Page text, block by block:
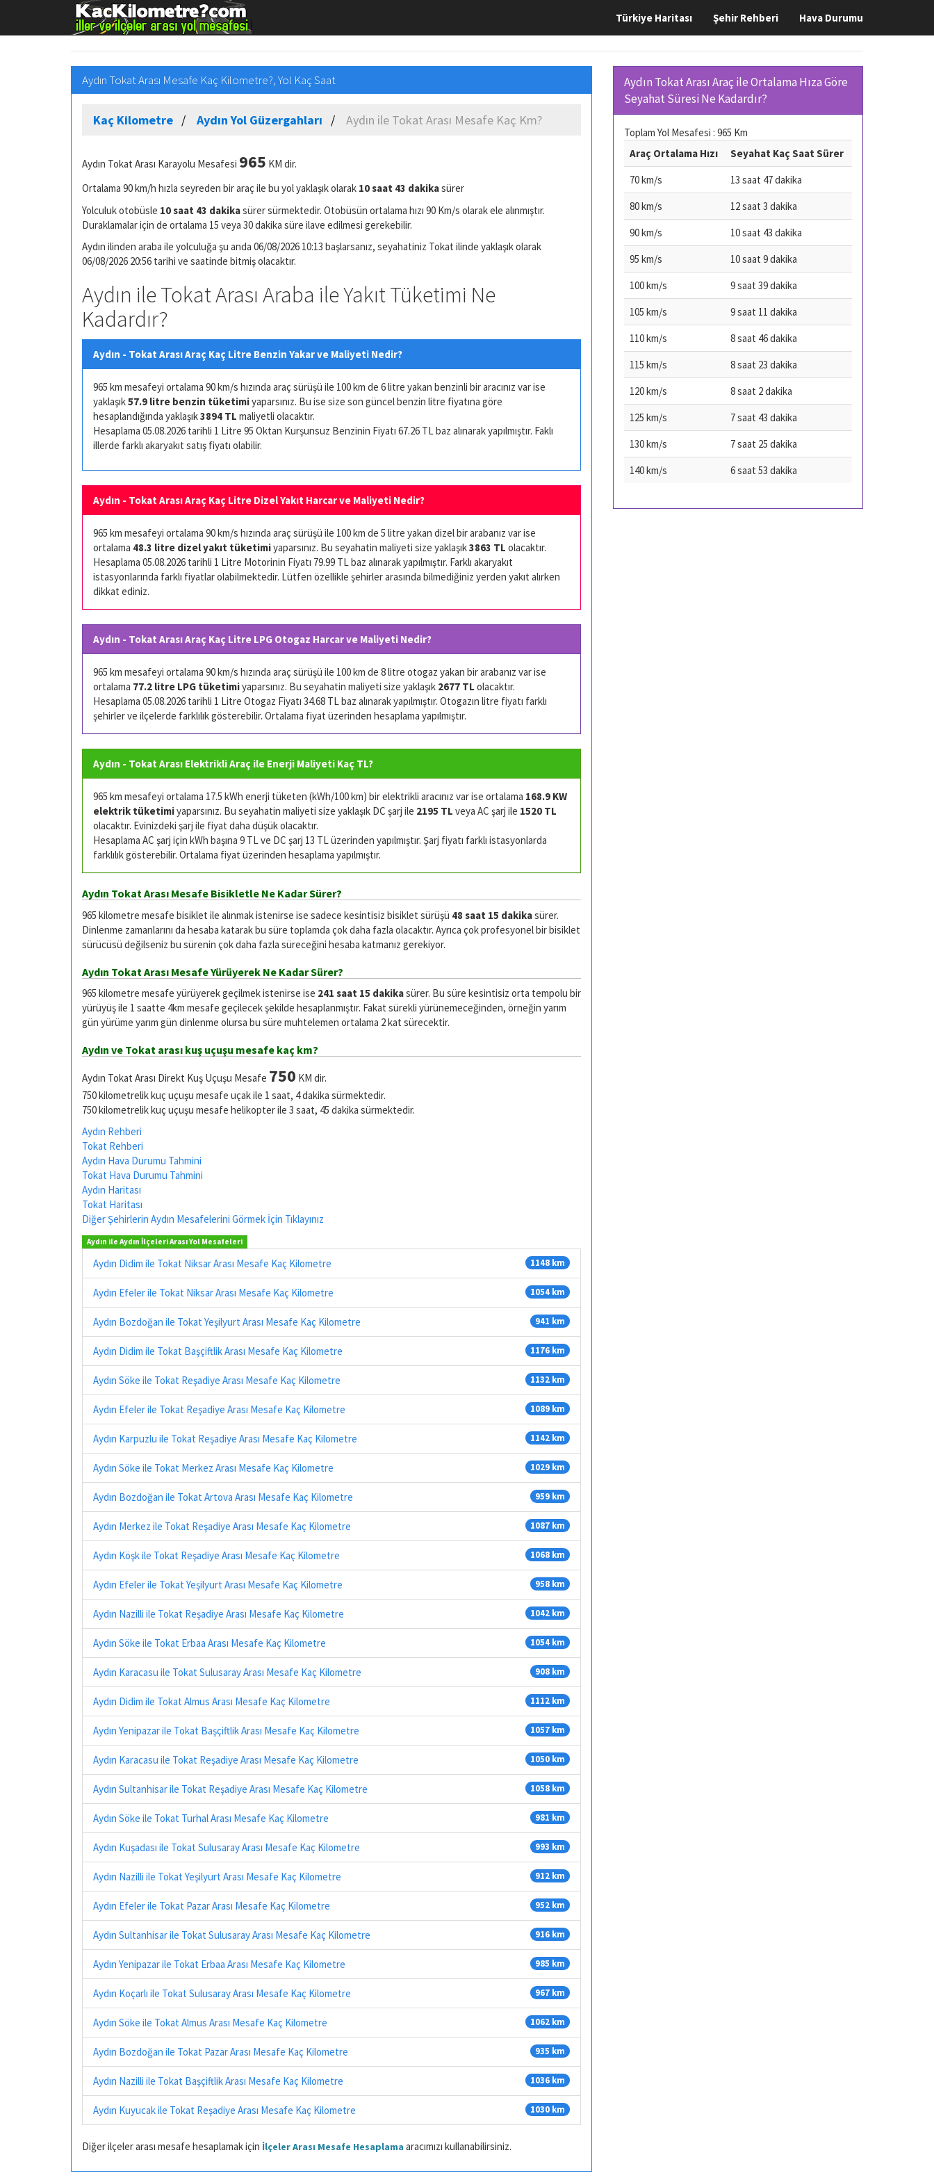
Türkiye Haritası Şehir Rehberi Hava Durumu
Aydın Tokat Arası Mesafe Kaç Kilometre?, Yol Kaç Saat
Kaç Kilometre Aydın Yol Güzergahları Aydın ile Tokat Arası Mesafe Kaç Km?
Aydın Tokat Arası Karayolu Mesafesi 965 KM dir.
Ortalama 90 km/h hızla seyreden bir araç ile bu yol yaklaşık olarak 10 saat 43 dakikasürer
Yolculuk otobüsle 10 saat 43 dakikasürer sürmektedir. Otobüsün ortalama hızı 90 Km/s olarak ele alınmıştır.
Duraklamalar için de ortalama 15 veya 30 dakika süre ilave edilmesi gerekebilir.
Aydın ilinden araba ile yolculuğa şu anda 06/08/2026 10:13 başlarsanız, seyahatiniz Tokat ilinde yaklaşık olarak
06/08/2026 20:56 tarihi ve saatinde bitmiş olacaktır.
Aydın ile Tokat Arası Araba ile Yakıt Tüketimi Ne
Kadardır?
Aydın - Tokat Arası Araç Kaç Litre Benzin Yakar ve Maliyeti Nedir?
965 km mesafeyi ortalama 90 km/s hızında araç sürüşü ile 100 km de 6 litre yakan benzinli bir aracınız var ise
yaklaşık57.9 litre benzin tüketimiyaparsınız. Bu ise size son güncel benzin litre fiyatına göre
hesaplandığında yaklaşık3894 TL maliyetli olacaktır.
Hesaplama 05.08.2026 tarihli 1 Litre 95 Oktan Kurşunsuz Benzinin Fiyatı 67.26 TL baz alınarak yapılmıştır. Faklı
illerde farklı akaryakıt satış fiyatı olabilir.
Aydın - Tokat Arası Araç Kaç Litre Dizel Yakıt Harcar ve Maliyeti Nedir?
965 km mesafeyi ortalama 90 km/s hızında araç sürüşü ile 100 km de 5 litre yakan dizel bir arabanız var ise
ortalama 48.3 litre dizel yakıt tüketimiyaparsınız. Bu seyahatin maliyeti size yaklaşık3863 TL olacaktır.
Hesaplama 05.08.2026 tarihli 1 Litre Motorinin Fiyatı 79.99 TL baz alınarak yapılmıştır. Farklı akaryakıt
istasyonlarında farklı fiyatlar olabilmektedir. Lütfen özellikle şehirler arasında bilmediğiniz yerden yakıt alırken
dikkat ediniz.
Aydın - Tokat Arası Araç Kaç Litre LPG Otogaz Harcar ve Maliyeti Nedir?
965 km mesafeyi ortalama 90 km/s hızında araç sürüşü ile 100 km de 8 litre otogaz yakan bir arabanız var ise
ortalama 77.2 litre LPG tüketimiyaparsınız. Bu seyahatin maliyeti size yaklaşık 2677 TL olacaktır.
Hesaplama 05.08.2026 tarihli 1 Litre Otogaz Fiyatı 34.68 TL baz alınarak yapılmıştır. Otogazın litre fiyatı farklı
şehirler ve ilçelerde farklılık gösterebilir. Ortalama fiyat üzerinden hesaplama yapılmıştır.
Aydın - Tokat Arası Elektrikli Araç ile Enerji Maliyeti Kaç TL?
965 km mesafeyi ortalama 17.5 kWh enerji tüketen (kWh/100 km) bir elektrikli aracınız var ise ortalama 168.9 KW
elektrik tüketimiyaparsınız. Bu seyahatin maliyeti size yaklaşık DC şarj ile 2195 TL veya AC şarj ile 1520 TL
olacaktır. Evinizdeki şarj ile fiyat daha düşük olacaktır.
Hesaplama AC şarj için kWh başına 9 TL ve DC şarj 13 TL üzerinden yapılmıştır. Şarj fiyatı farklı istasyonlarda
farklılık gösterebilir. Ortalama fiyat üzerinden hesaplama yapılmıştır.
Aydın Tokat Arası Mesafe Bisikletle Ne Kadar Sürer?
965 kilometre mesafe bisiklet ile alınmak istenirse ise sadece kesintisiz bisiklet sürüşü 48 saat 15 dakikasürer.
Dinlenme zamanlarını da hesaba katarak bu süre toplamda çok daha fazla olacaktır. Ayrıca çok profesyonel bir bisiklet
sürücüsü değilseniz bu sürenin çok daha fazla süreceğini hesaba katmanız gerekiyor.
Aydın Tokat Arası Mesafe Yürüyerek Ne Kadar Sürer?
965 kilometre mesafe yürüyerek geçilmek istenirse ise 241 saat 15 dakikasürer. Bu süre kesintisiz orta tempolu bir
yürüyüş ile 1 saatte 4km mesafe geçilecek şekilde hesaplanmıştır. Fakat sürekli yürünemeceğinden, örneğin yarım
gün yürüme yarım gün dinlenme olursa bu süre muhtelemen ortalama 2 kat sürecektir.
Aydın ve Tokat arası kuş uçuşu mesafe kaç km?
Aydın Tokat Arası Direkt Kuş Uçuşu Mesafe 750 KM dir.
750 kilometrelik kuç uçuşu mesafe uçak ile 1 saat, 4 dakika sürmektedir.
750 kilometrelik kuç uçuşu mesafe helikopter ile 3 saat, 45 dakika sürmektedir.
Aydın Rehberi
Tokat Rehberi
Aydın Hava Durumu Tahmini
Tokat Hava Durumu Tahmini
Aydın Haritası
Tokat Haritası
Diğer Şehirlerin Aydın Mesafelerini Görmek İçin Tıklayınız
Aydın ile Aydın İlçeleri Arası Yol Mesafeleri
Aydın Didim ile Tokat Niksar Arası Mesafe Kaç Kilometre 1148 km
Aydın Efeler ile Tokat Niksar Arası Mesafe Kaç Kilometre 1054 km
Aydın Bozdoğan ile Tokat Yeşilyurt Arası Mesafe Kaç Kilometre 941 km
Aydın Didim ile Tokat Başçiftlik Arası Mesafe Kaç Kilometre 1176 km
Aydın Söke ile Tokat Reşadiye Arası Mesafe Kaç Kilometre 1132 km
Aydın Efeler ile Tokat Reşadiye Arası Mesafe Kaç Kilometre 1089 km
Aydın Karpuzlu ile Tokat Reşadiye Arası Mesafe Kaç Kilometre 1142 km
Aydın Söke ile Tokat Merkez Arası Mesafe Kaç Kilometre 1029 km
Aydın Bozdoğan ile Tokat Artova Arası Mesafe Kaç Kilometre 959 km
Aydın Merkez ile Tokat Reşadiye Arası Mesafe Kaç Kilometre 1087 km
Aydın Köşk ile Tokat Reşadiye Arası Mesafe Kaç Kilometre 1068 km
Aydın Efeler ile Tokat Yeşilyurt Arası Mesafe Kaç Kilometre 958 km
Aydın Nazilli ile Tokat Reşadiye Arası Mesafe Kaç Kilometre 1042 km
Aydın Söke ile Tokat Erbaa Arası Mesafe Kaç Kilometre 1054 km
Aydın Karacasu ile Tokat Sulusaray Arası Mesafe Kaç Kilometre 908 km
Aydın Didim ile Tokat Almus Arası Mesafe Kaç Kilometre 1112 km
Aydın Yenipazar ile Tokat Başçiftlik Arası Mesafe Kaç Kilometre 1057 km
Aydın Karacasu ile Tokat Reşadiye Arası Mesafe Kaç Kilometre 1050 km
Aydın Sultanhisar ile Tokat Reşadiye Arası Mesafe Kaç Kilometre 1058 km
Aydın Söke ile Tokat Turhal Arası Mesafe Kaç Kilometre 981 km
Aydın Kuşadası ile Tokat Sulusaray Arası Mesafe Kaç Kilometre 993 km
Aydın Nazilli ile Tokat Yeşilyurt Arası Mesafe Kaç Kilometre 912 km
Aydın Efeler ile Tokat Pazar Arası Mesafe Kaç Kilometre 952 km
Aydın Sultanhisar ile Tokat Sulusaray Arası Mesafe Kaç Kilometre 916 km
Aydın Yenipazar ile Tokat Erbaa Arası Mesafe Kaç Kilometre 985 km
Aydın Koçarlı ile Tokat Sulusaray Arası Mesafe Kaç Kilometre 967 km
Aydın Söke ile Tokat Almus Arası Mesafe Kaç Kilometre 1062 km
Aydın Bozdoğan ile Tokat Pazar Arası Mesafe Kaç Kilometre 935 km
Aydın Nazilli ile Tokat Başçiftlik Arası Mesafe Kaç Kilometre 1036 km
Aydın Kuyucak ile Tokat Reşadiye Arası Mesafe Kaç Kilometre 1030 km
Diğer ilçeler arası mesafe hesaplamak için İlçeler Arası Mesafe Hesaplama aracımızı kullanabilirsiniz.
Aydın Tokat Arası Araç ile Ortalama Hıza Göre
Seyahat Süresi Ne Kadardır?
Toplam Yol Mesafesi : 965 Km
Araç Ortalama Hızı
Seyahat Kaç Saat Sürer
70 km/s
13 saat 47 dakika
80 km/s
12 saat 3 dakika
90 km/s
10 saat 43 dakika
95 km/s
10 saat 9 dakika
100 km/s
9 saat 39 dakika
105 km/s
9 saat 11 dakika
110 km/s
8 saat 46 dakika
115 km/s
8 saat 23 dakika
120 km/s
8 saat 2 dakika
125 km/s
7 saat 43 dakika
130 km/s
7 saat 25 dakika
140 km/s
6 saat 53 dakika